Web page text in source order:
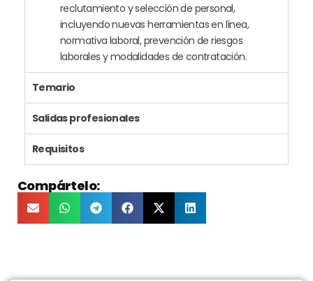
reclutamiento y selección de personal,
incluyendo nuevas herramientas en línea,
normativa laboral, prevención de riesgos
laborales y modalidades de contratación.
Temario
Salidas profesionales
Requisitos
Compártelo: